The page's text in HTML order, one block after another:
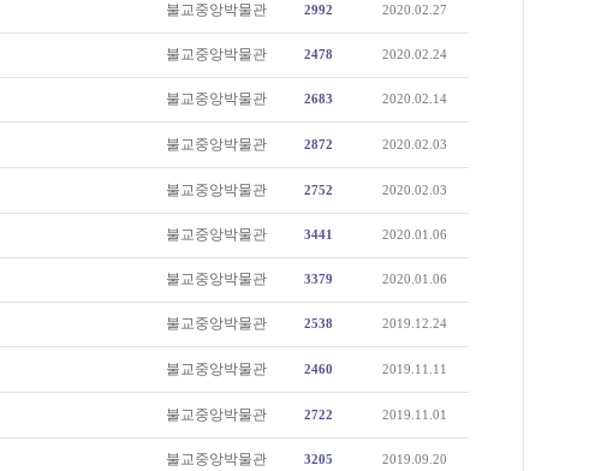
불교중앙박물관 2992 2020.02.27
불교중앙박물관 2478 2020.02.24
불교중앙박물관 2683 2020.02.14
불교중앙박물관 2872 2020.02.03
불교중앙박물관 2752 2020.02.03
불교중앙박물관 3441 2020.01.06
불교중앙박물관 3379 2020.01.06
불교중앙박물관 2538 2019.12.24
불교중앙박물관 2460 2019.11.11
불교중앙박물관 2722 2019.11.01
불교중앙박물관 3205 2019.09.20